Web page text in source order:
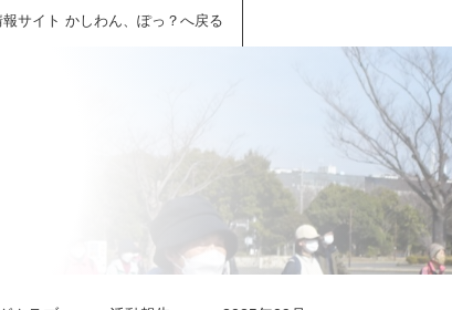
サイト かしわん、ぽっ？へ戻る